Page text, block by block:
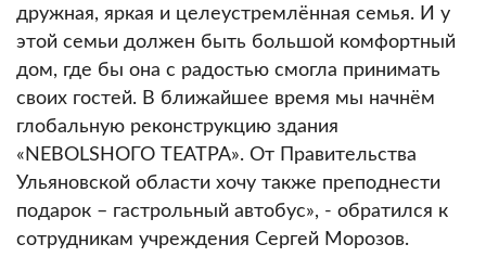
дружная, яркая и целеустремлённая семья. И у
этой семьи должен быть большой комфортный
дом, где бы она с радостью смогла принимать
своих гостей. В ближайшее время мы начнём
глобальную реконструкцию здания
«NEBOLSHОГО ТЕАТРА». От Правительства
Ульяновской области хочу также преподнести
подарок – гастрольный автобус», - обратился к
сотрудникам учреждения Сергей Морозов.